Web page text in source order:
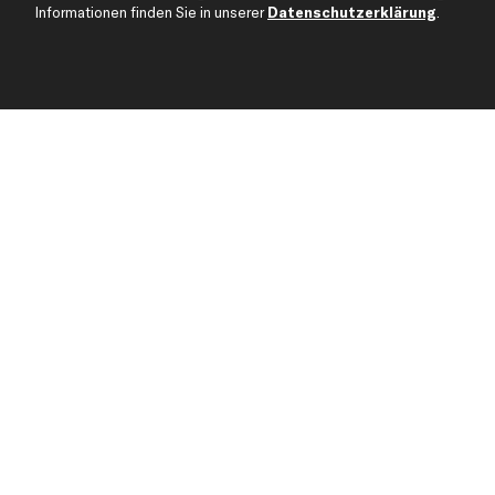
Karriere
Automagazin
Informationen finden Sie in unsererDatenschutzerklärung